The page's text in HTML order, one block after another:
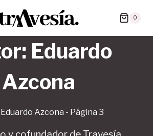
0
Eduardo
Azcona
Eduardo Azcona - Página 3